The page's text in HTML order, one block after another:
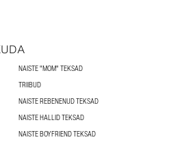
NAISTE "MOM" TEKSAD
TRIIBUD
NAISTE REBENENUD TEKSAD
NAISTE HALLID TEKSAD
NAISTE BOYFRIEND TEKSAD